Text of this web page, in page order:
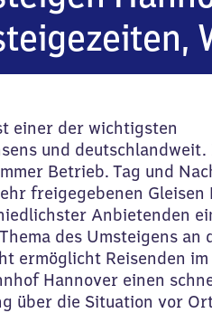
einer der wichtigsten
und deutschlandweit.
Betrieb. Tag und
freigegebenen Gleisen
Anbietenden
des Umsteigens an
ermöglicht Reisenden
Hannover einen
über die Situation vor